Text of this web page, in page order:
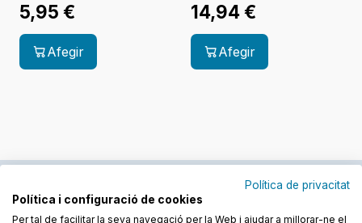
5,95 €
Afegir
14,94€
Afegir
Política de privacitat
Política i configuració de cookies
Per tal de facilitar la seva navegació per la Web i ajudar a millorar-ne el